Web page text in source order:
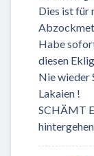
Dies ist für
Habe
diesen
Nie wieder
Lakaien !
SCHÄMT